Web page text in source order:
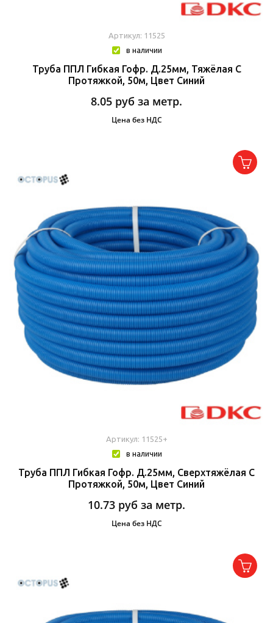
Артикул: 11525
в наличии
Труба ППЛ Гибкая Гофр. Д.25мм, Тяжёлая С
Протяжкой, 50м, Цвет Синий
8.05 руб за метр.
Цена без НДС
Артикул: 11525+
в наличии
Труба ППЛ Гибкая Гофр. Д.25мм, Сверхтяжёлая С
Протяжкой, 50м, Цвет Синий
10.73 руб за метр.
Цена без НДС